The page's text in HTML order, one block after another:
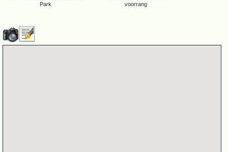
Park
voorrang